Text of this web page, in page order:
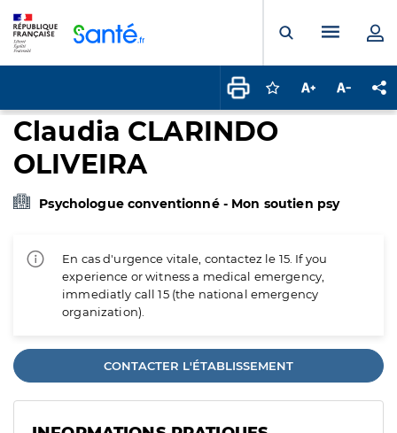
Ouvrir laMenu
Connectez-vous
Augmenter la
Claudia CLARINDO
OLIVEIRA
Psychologue conventionné - Mon soutien psy
En cas d'urgence vitale, contactez le 15. If you
experience or witness a medical emergency,
immediatly call 15 (the national emergency
organization).
CONTACTER L'ÉTABLISSEMENT